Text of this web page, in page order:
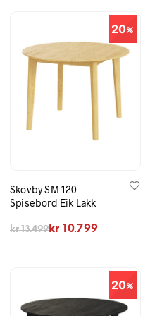
20
Skovby SM 120
Spisebord Eik Lakk
kr13.499
Opprinnelig pris var: kr 13.499.
kr 10.799
Nåværende pris er: kr 10.799.
20